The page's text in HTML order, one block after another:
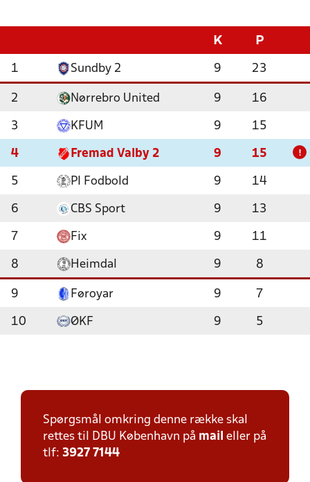
K P
1 Sundby 2 9 23
2 Nørrebro United 9 16
3 KFUM 9 15
4 Fremad Valby 2 9 15 !
5 PI Fodbold 9 14
6 CBS Sport 9 13
7 Fix 9 11
8 Heimdal 9 8
9 Føroyar 9 7
10 ØKF 9 5
Spørgsmål omkring denne række skal
rettes til DBU København på mail eller på
tlf: 3927 7144